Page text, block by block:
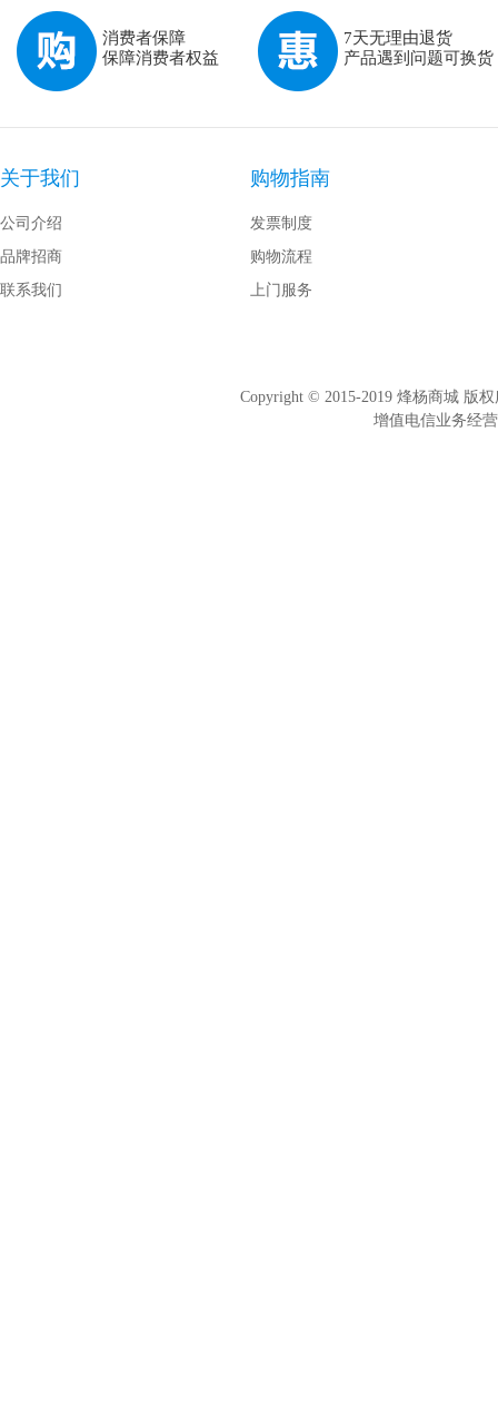
消费者保障
保障消费者权益
7天无理由退货
产品遇到问题可换货
关于我们
公司介绍
品牌招商
联系我们
购物指南
发票制度
购物流程
上门服务
Copyright © 2015-2019 烽杨商城 版
增值电信业务经